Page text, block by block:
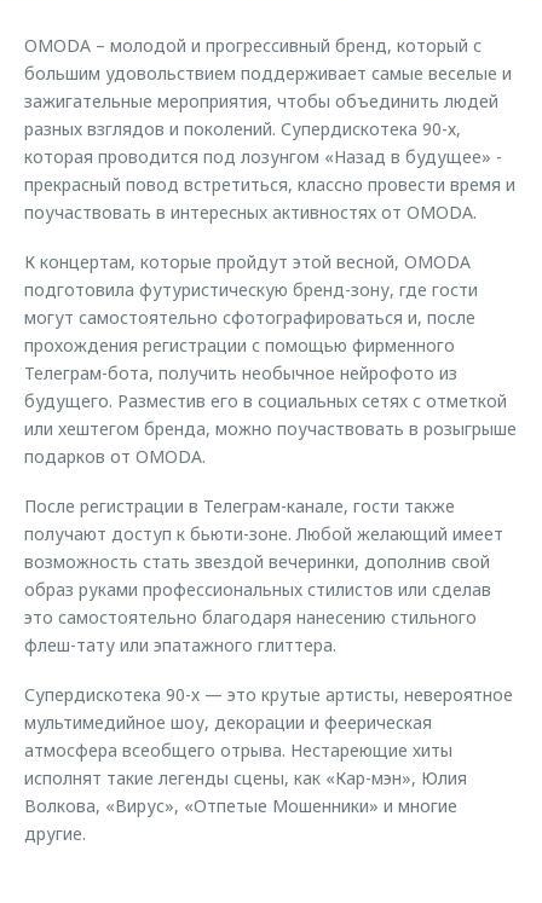
Кредитный калькулятор
Аксессуары
Одежда и сувениры
Оригинальные аксессуары
Запчасти
Трейд-ин
Калькулятор трейд-ин
Клиентская поддержка
O&J Автоклуб
Клуб владельцев OMODA
Приложение O&J
Одежда и сувениры
Оригинальные аксессуары
Запчасти
OMODA – молодой и прогрессивный бренд, который с
большим удовольствием поддерживает самые веселые и
зажигательные мероприятия, чтобы объединить людей
разных взглядов и поколений. Супердискотека 90-х,
которая проводится под лозунгом «Назад в будущее» -
прекрасный повод встретиться, классно провести время и
поучаствовать в интересных активностях от OMODA.
К концертам, которые пройдут этой весной, OMODA
подготовила футуристическую бренд-зону, где гости
могут самостоятельно сфотографироваться и, после
прохождения регистрации с помощью фирменного
Телеграм-бота, получить необычное нейрофото из
будущего. Разместив его в социальных сетях с отметкой
или хештегом бренда, можно поучаствовать в розыгрыше
подарков от OMODA.
После регистрации в Телеграм-канале, гости также
получают доступ к бьюти-зоне. Любой желающий имеет
возможность стать звездой вечеринки, дополнив свой
образ руками профессиональных стилистов или сделав
это самостоятельно благодаря нанесению стильного
флеш-тату или эпатажного глиттера.
Супердискотека 90-х — это крутые артисты, невероятное
мультимедийное шоу, декорации и феерическая
атмосфера всеобщего отрыва. Нестареющие хиты
исполнят такие легенды сцены, как «Кар-мэн», Юлия
Волкова, «Вирус», «Отпетые Мошенники» и многие
другие.